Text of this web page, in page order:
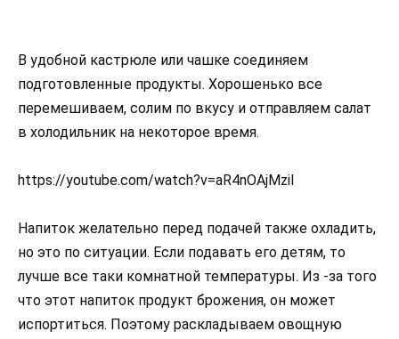
В удобной кастрюле или чашке соединяем
подготовленные продукты. Хорошенько все
перемешиваем, солим по вкусу и отправляем салат
в холодильник на некоторое время.
https://youtube.com/watch?v=aR4nOAjMziI
Напиток желательно перед подачей также охладить,
но это по ситуации. Если подавать его детям, то
лучше все таки комнатной температуры. Из -за того
что этот напиток продукт брожения, он может
испортиться. Поэтому раскладываем овощную